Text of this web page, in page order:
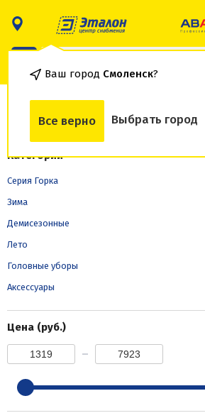
Ваш город Смоленск?
Все верно Выбрать город
Костюмы серии Горка
Категории
Серия Горка
Зима
Демисезонные
Лето
Головные уборы
Аксессуары
Цена (руб.)